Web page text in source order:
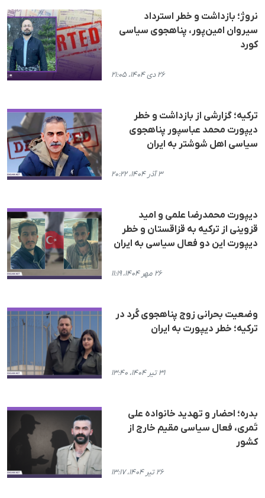
نروژ؛ بازداشت و خطر استرداد
سیروان امین‌پور، پناهجوی سیاسی
کورد
۲۶ دی ۱۴۰۴، ۲۱:۰۵
ترکیه؛ گزارشی از بازداشت و خطر
دیپورت محمد عباسپور پناهجوی
سیاسی اهل شوشتر به ایران
۳ آذر ۱۴۰۴، ۲۰:۲۲
دیپورت محمدرضا علمی و امید
قزوینی از ترکیه به قزاقستان و خطر
دیپورت این دو فعال سیاسی به ایران
۲۶ مهر ۱۴۰۴، ۱۱:۱۹
وضعیت بحرانی زوج پناهجوی کُرد در
ترکیه؛ خطر دیپورت به ایران
۳۱ تیر ۱۴۰۴، ۱۳:۴۰
بدره؛ احضار و تهدید خانواده علی
تَمری، فعال سیاسی مقیم خارج از
کشور
۲۶ تیر ۱۴۰۴، ۱۳:۱۷